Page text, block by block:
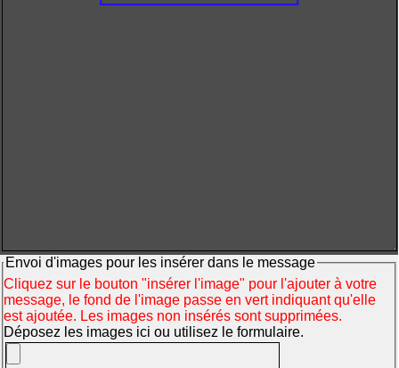
Envoi d'images pour les insérer dans le message
Cliquez sur le bouton "insérer l'image" pour l'ajouter à votre
message, le fond de l'image passe en vert indiquant qu'elle
est ajoutée. Les images non insérés sont supprimées.
Déposez les images ici ou utilisez le formulaire.